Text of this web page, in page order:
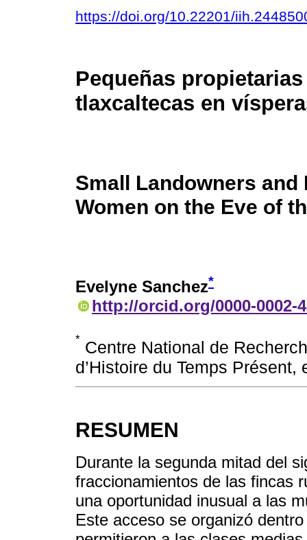
https://doi.org/10.22201/
Pequeñas
tlaxcaltecas en
Small Landowners and
Women on the Eve of
Evelyne Sanchez*
http://orcid.org/0000-0002-
* Centre National de
d’Histoire du Temps
RESUMEN
Durante la segunda mitad del
fraccionamientos de las fincas
una oportunidad inusual a las
Este acceso se organizó